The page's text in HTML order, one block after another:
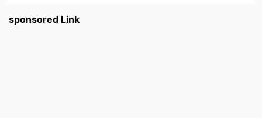
sponsored Link